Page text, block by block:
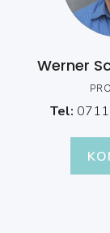
Werner
Tel: